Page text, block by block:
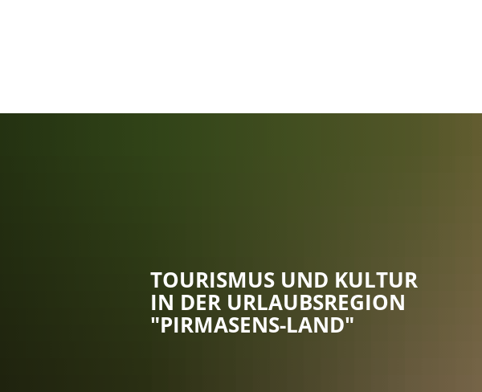
TOURISMUS UND KULTUR
IN DER URLAUBSREGION
"PIRMASENS-LAND"